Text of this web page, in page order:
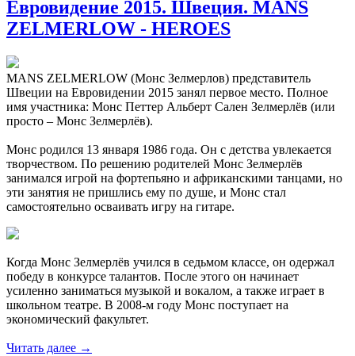
Евровидение 2015. Швеция. MANS
ZELMERLOW - HEROES
MANS ZELMERLOW (Монс Зелмерлов) представитель
Швеции на Евровидении 2015 занял первое место. Полное
имя участника: Монс Петтер Альберт Сален Зелмерлёв (или
просто – Монс Зелмерлёв).
Монс родился 13 января 1986 года. Он с детства увлекается
творчеством. По решению родителей Монс Зелмерлёв
занимался игрой на фортепьяно и африканскими танцами, но
эти занятия не пришлись ему по душе, и Монс стал
самостоятельно осваивать игру на гитаре.
Когда Монс Зелмерлёв учился в седьмом классе, он одержал
победу в конкурсе талантов. После этого он начинает
усиленно заниматься музыкой и вокалом, а также играет в
школьном театре. В 2008-м году Монс поступает на
экономический факультет.
Читать далее →